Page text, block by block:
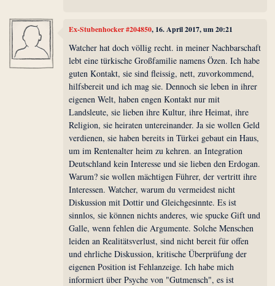
Ex-Stubenhocker #204850, 16. April 2017, um 20:21
Watcher hat doch völlig recht. in meiner Nachbarschaft
lebt eine türkische Großfamilie namens Özen. Ich habe
guten Kontakt, sie sind fleissig, nett, zuvorkommend,
hilfsbereit und ich mag sie. Dennoch sie leben in ihrer
eigenen Welt, haben engen Kontakt nur mit
Landsleute, sie lieben ihre Kultur, ihre Heimat, ihre
Religion, sie heiraten untereinander. Ja sie wollen Geld
verdienen, sie haben bereits in Türkei gebaut ein Haus,
um im Rentenalter heim zu kehren. an Integration
Deutschland kein Interesse und sie lieben den Erdogan.
Warum? sie wollen mächtigen Führer, der vertritt ihre
Interessen. Watcher, warum du vermeidest nicht
Diskussion mit Dottir und Gleichgesinnte. Es ist
sinnlos, sie können nichts anderes, wie spucke Gift und
Galle, wenn fehlen die Argumente. Solche Menschen
leiden an Realitätsverlust, sind nicht bereit für offen
und ehrliche Diskussion, kritische Überprüfung der
eigenen Position ist Fehlanzeige. Ich habe mich
informiert über Psyche von "Gutmensch", es ist